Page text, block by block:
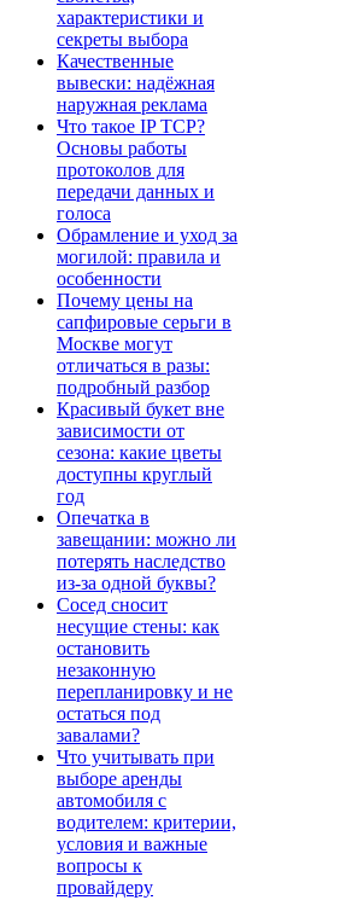
характеристики и
секреты выбора
Качественные
вывески: надёжная
наружная реклама
Что такое IP TCP?
Основы работы
протоколов для
передачи данных и
голоса
Обрамление и уход за
могилой: правила и
особенности
Почему цены на
сапфировые серьги в
Москве могут
отличаться в разы:
подробный разбор
Красивый букет вне
зависимости от
сезона: какие цветы
доступны круглый
год
Опечатка в
завещании: можно ли
потерять наследство
из-за одной буквы?
Сосед сносит
несущие стены: как
остановить
незаконную
перепланировку и не
остаться под
завалами?
Что учитывать при
выборе аренды
автомобиля с
водителем: критерии,
условия и важные
вопросы к
провайдеру